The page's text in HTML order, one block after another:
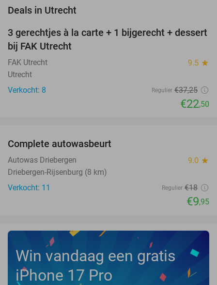
Deals in Utrecht
40%
TODAY
3 gerechtjes à la carte + 1 bijgerecht + dessert
bij FAK Utrecht
FAK Utrecht 9.5 star
Utrecht
Verkocht: 8
Regulier €37,25
€22,50
NEW
TODAY
Complete autowasbeurt
Autowas Driebergen 9.0 star
Driebergen-Rijsenburg (8 km)
Verkocht: 11
Regulier €18
€9,95
Win vandaag een gratis
iPhone 17 Pro